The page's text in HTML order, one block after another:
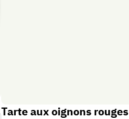
Tarte aux oignons rouges